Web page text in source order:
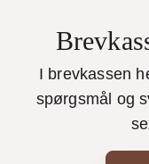
I brevkassen
spørgsmål og